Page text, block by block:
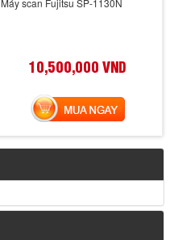
Máy scan Fujitsu SP-1130N
10,500,000 VND
MUA NGAY